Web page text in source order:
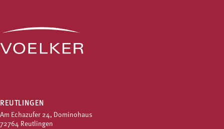
REUTLINGEN
Am Echazufer 24, Dominohaus
72764 Reutlingen